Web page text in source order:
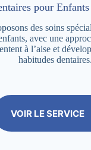
pour
des soins
avec une
à l’aise et
habitudes dentaires.
VOIR LE SERVICE